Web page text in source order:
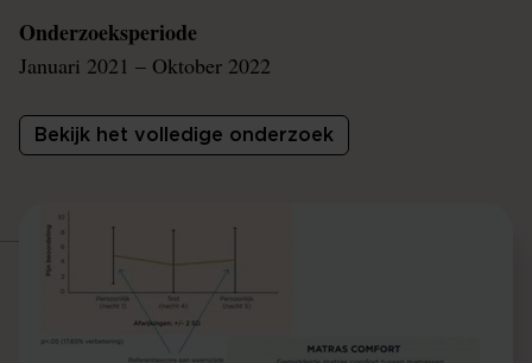
Onderzoeksperiode
Januari 2021 – Oktober 2022
Bekijk het volledige onderzoek